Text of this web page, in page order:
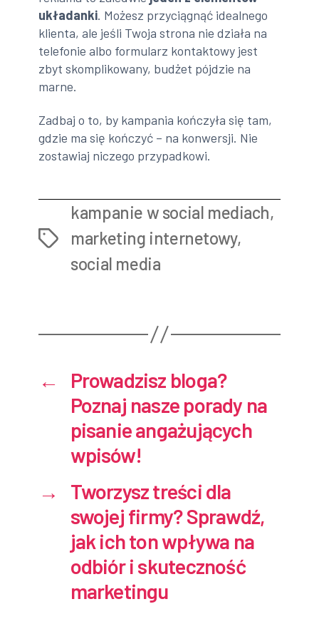
układanki. Możesz przyciągnąć idealnego
klienta, ale jeśli Twoja strona nie działa na
telefonie albo formularz kontaktowy jest
zbyt skomplikowany, budżet pójdzie na
marne.
Zadbaj o to, by kampania kończyła się tam,
gdzie ma się kończyć – na konwersji. Nie
zostawiaj niczego przypadkowi.
Tags
kampanie w social mediach,
marketing internetowy,
social media
←
Prowadzisz bloga?
Poznaj nasze porady na
pisanie angażujących
wpisów!
→
Tworzysz treści dla
swojej firmy? Sprawdź,
jak ich ton wpływa na
odbiór i skuteczność
marketingu